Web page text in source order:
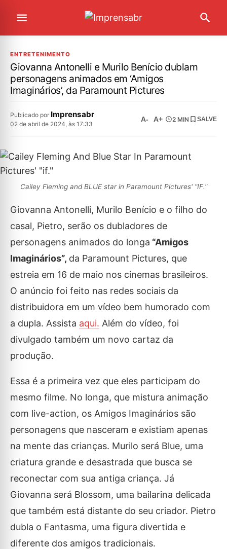
ENTRETENIMENTO
Giovanna Antonelli e Murilo Benício dublam
personagens animados em ‘Amigos
Imaginários’, da Paramount Pictures
Publicado por Imprensabr
02 de abril de 2024, às 17:33
A- A+ 2 MIN SALVE
Cailey Fleming and BLUE star in Paramount Pictures' "IF."
Giovanna Antonelli, Murilo Benício e o filho do
casal, Pietro, serão os dubladores de
personagens animados do longa “Amigos
Imaginários”, da Paramount Pictures, que
estreia em 16 de maio nos cinemas brasileiros.
O anúncio foi feito nas redes sociais da
distribuidora em um vídeo bem humorado com
a dupla. Assista aqui. Além do vídeo, foi
divulgado também um novo cartaz da
produção.
Essa é a primeira vez que eles participam do
mesmo filme. No longa, que mistura animação
com live-action, os Amigos Imaginários são
personagens que nasceram e existiam apenas
na mente das crianças. Murilo será Blue, uma
criatura grande e desastrada que busca se
reconectar com sua antiga criança. Já
Giovanna será Blossom, uma bailarina delicada
que também está distante do seu criador. Pietro
dubla o Fantasma, uma figura divertida e
diferente dos amigos tradicionais.